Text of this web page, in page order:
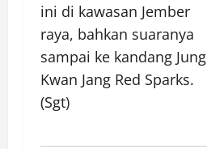
ini di kawasan Jember
raya, bahkan suaranya
sampai ke kandang Jung
Kwan Jang Red Sparks.
(Sgt)